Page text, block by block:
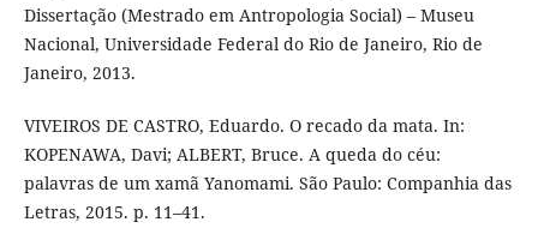
Dissertação (Mestrado em Antropologia Social) – Museu
Nacional, Universidade Federal do Rio de Janeiro, Rio de
Janeiro, 2013.
VIVEIROS DE CASTRO, Eduardo. O recado da mata. In:
KOPENAWA, Davi; ALBERT, Bruce. A queda do céu:
palavras de um xamã Yanomami. São Paulo: Companhia das
Letras, 2015. p. 11–41.